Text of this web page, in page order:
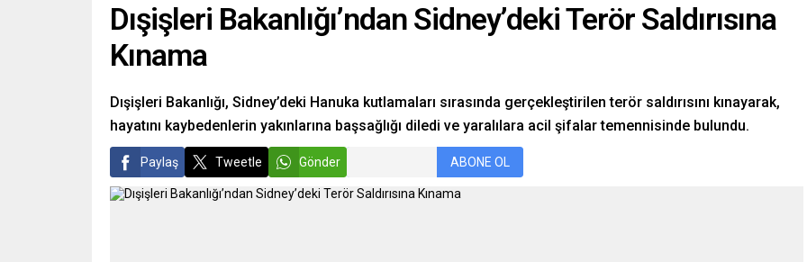
Dışişleri Bakanlığı’ndan Sidney’deki Terör Saldırısına
Kınama
Dışişleri Bakanlığı, Sidney’deki Hanuka kutlamaları sırasında gerçekleştirilen terör saldırısını kınayarak,
hayatını kaybedenlerin yakınlarına başsağlığı diledi ve yaralılara acil şifalar temennisinde bulundu.
Paylaş Tweetle Gönder ABONE OL